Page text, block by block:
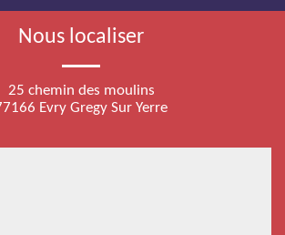
Nous localiser
25 chemin des moulins
Evry Gregy Sur Yerre